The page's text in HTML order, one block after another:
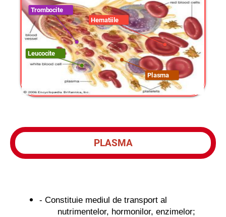
Hematiile
Leucocite
Trombocite
Plasma
PLASMA
- Constituie mediul de transport al
nutrimentelor, hormonilor, enzimelor;